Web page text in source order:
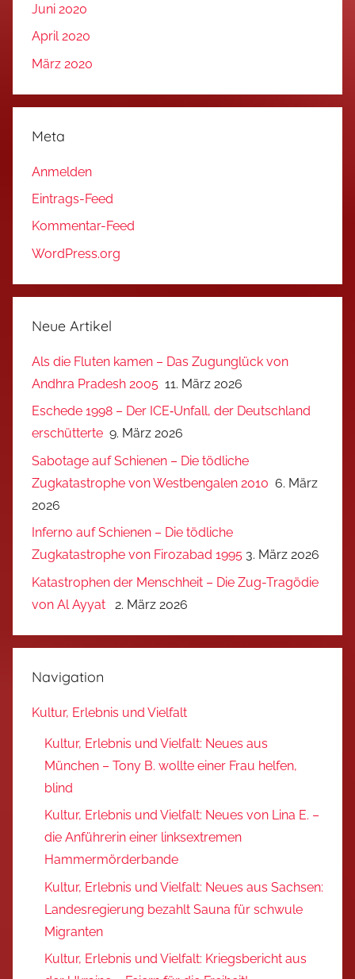
Juni 2020
April 2020
März 2020
Meta
Anmelden
Eintrags-Feed
Kommentar-Feed
WordPress.org
Neue Artikel
Als die Fluten kamen – Das Zugunglück von
Andhra Pradesh 2005 11. März 2026
Eschede 1998 – Der ICE‑Unfall, der Deutschland
erschütterte 9. März 2026
Sabotage auf Schienen – Die tödliche
Zugkatastrophe von Westbengalen 2010 6. März
2026
Inferno auf Schienen – Die tödliche
Zugkatastrophe von Firozabad 1995 3. März 2026
Katastrophen der Menschheit – Die Zug-Tragödie
von Al Ayyat
2. März 2026
Navigation
Kultur, Erlebnis und Vielfalt
Kultur, Erlebnis und Vielfalt: Neues aus
München – Tony B. wollte einer Frau helfen,
blind
Kultur, Erlebnis und Vielfalt: Neues von Lina E. –
die Anführerin einer linksextremen
Hammermörderbande
Kultur, Erlebnis und Vielfalt: Neues aus Sachsen:
Landesregierung bezahlt Sauna für schwule
Migranten
Kultur, Erlebnis und Vielfalt: Kriegsbericht aus